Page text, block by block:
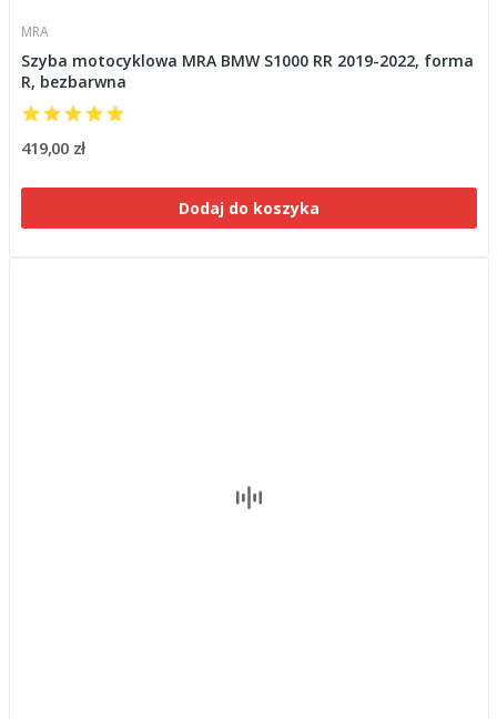
MRA
Szyba motocyklowa MRA BMW S1000 RR 2019-2022, forma
R, bezbarwna
419,00 zł
Dodaj do koszyka